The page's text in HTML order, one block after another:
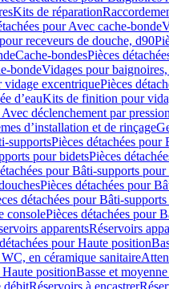
Kits de réparation
pour Avec cache-bonde
receveurs de douche, d90
Cache-bondesPièces
bondeVidages pour
excentriquePièces
d’eauKits de finition pour
déclenchement par
d’installation et de rinçage
supportsPièces détachées pour
pour bidetsPièces
pour Bâti-supports
Pièces détachées pour
détachées pour Bâti-
consolePièces détachées pour
apparentsRéservoirs
pour Haute position
en céramique sanitaire
Haute positionBasse et
débitRéservoirs à encastrer